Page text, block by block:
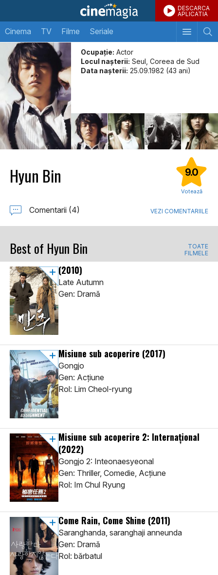
DESCARCA
APLICATIA
Cinema TV Filme Seriale
Ocupație: Actor
Locul naşterii: Seul, Coreea de Sud
Data naşterii: 25.09.1982 (43 ani)
Hyun Bin 9.0
Votează
Comentarii (4) VEZI COMENTARIILE
Best of Hyun Bin
TOATE
FILMELE
(2010)
Late Autumn
Gen: Dramă
Misiune sub acoperire (2017)
Gongjo
Gen: Acţiune
Rol: Lim Cheol-ryung
Misiune sub acoperire 2: Internațional
(2022)
Gongjo 2: Inteonaesyeonal
Gen: Thriller, Comedie, Acţiune
Rol: Im Chul Ryung
Come Rain, Come Shine (2011)
Saranghanda, saranghaji anneunda
Gen: Dramă
Rol: bărbatul